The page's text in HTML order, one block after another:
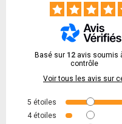
Basé sur 12 avis soumis
contrôle
Voir tous les avis sur
5 étoiles
4 étoiles